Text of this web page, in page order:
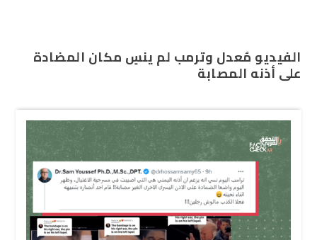
الفيديو مٌعدل وترمب لم ينسٍ مكان المضادة
على أذنه المصابة